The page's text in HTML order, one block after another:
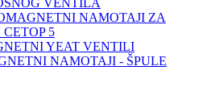
VENTILA
NAMOTAJI ZA
5
YEAT VENTILI
NAMOTAJI - ŠPULE